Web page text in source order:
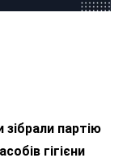
зібрали партію
гігієни